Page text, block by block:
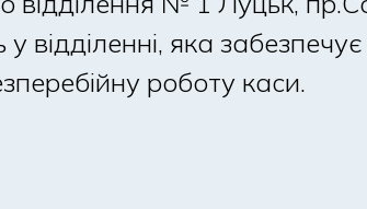
яка
роботу каси.